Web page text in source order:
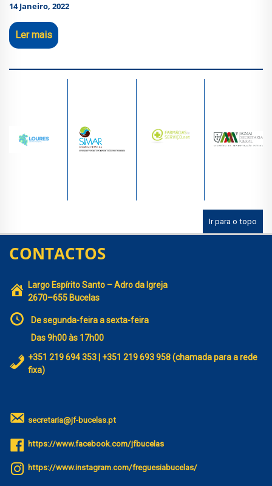
14 Janeiro, 2022
Ler mais
Ir para o topo
CONTACTOS
Largo Espírito Santo – Adro da Igreja
2670–655 Bucelas
De segunda-feira a sexta-feira
Das 9h00 às 17h00
+351 219 694 353 | +351 219 693 958 (chamada para a rede
fixa)
secretaria@jf-bucelas.pt
https://www.facebook.com/jfbucelas
https://www.instagram.com/freguesiabucelas/